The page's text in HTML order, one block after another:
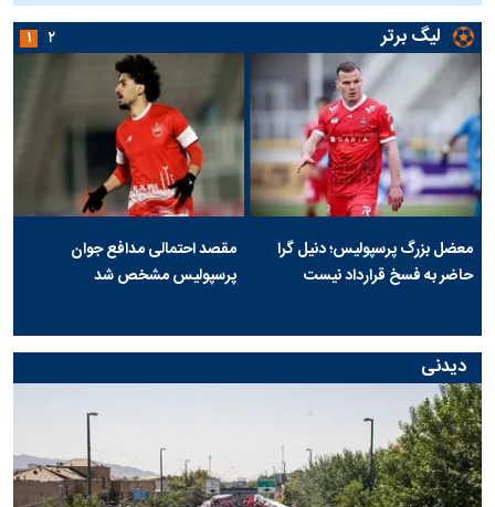
لیگ برتر
معضل بزرگ پرسپولیس؛ دنیل گرا
حاضر به فسخ قرارداد نیست
مقصد احتمالی مدافع جوان
پرسپولیس مشخص شد
۱ ۲
دیدنی